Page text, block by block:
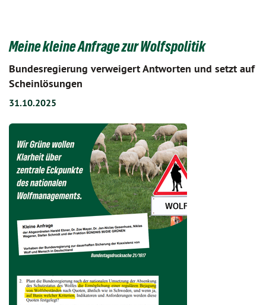
Meine kleine Anfrage zur Wolfspolitik
Bundesregierung verweigert Antworten und setzt auf
Scheinlösungen
31.10.2025